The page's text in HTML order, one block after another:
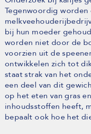
Tegenwoordig worden
bij hun moeder
worden niet door de
voorzien uit de
ontwikkelen zich tot
staat strak van het
een deel van dit
op het eten van gras
inhoudsstoffen heeft,
bepaalt ook hoe het